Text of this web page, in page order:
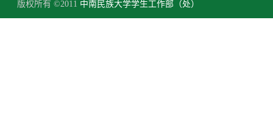
版权所有 ©2011 中南民族大学学生工作部（处）